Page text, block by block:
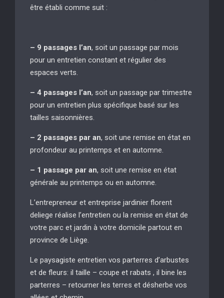
être établi comme suit :
– 9 passages l’an, soit un passage par mois
pour un entretien constant et régulier des
espaces verts.
– 4 passages l’an, soit un passage par trimestre
pour un entretien plus spécifique basé sur les
tailles saisonnières.
– 2 passages par an, soit une remise en état en
profondeur au printemps et en automne.
– 1 passage par an, soit une remise en état
générale au printemps ou en automne.
L’entrepreneur et entreprise jardinier florent
deliege réalise l’entretien ou la remise en état de
votre parc et jardin à votre domicile partout en
province de Liège.
Le paysagiste entretien vos parterres d’arbustes
et de fleurs: il taille – coupe et rabats , il bine les
parterres – retourner les terres et désherbe vos